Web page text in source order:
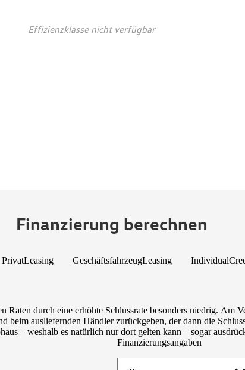
Effizienzklasse nicht verfügbar
Finanzierung berechnen
PrivatLeasing GeschäftsfahrzeugLeasing
durch eine erhöhte Schlussrate besonders niedrig. Am
beim ausliefernden Händler zurückgeben, der dann die
– weshalb es natürlich nur dort gelten kann – sogar
Finanzierungsangaben